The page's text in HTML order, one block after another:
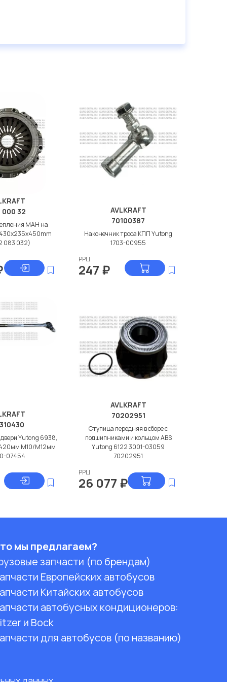
000 32
МАН на
083 032)
AVLKRAFT
70100387
Наконечник троса КПП Yutong
1703-00955
РРЦ
247 ₽
Yutong 6938,
М10/М12мм
07454
AVLKRAFT
70202951
Ступица передняя в сборе с
подшипниками и кольцом ABS
Yutong 6122 3001-03059
70202951
РРЦ
26 077 ₽
мы предлагаем?
запчасти (по брендам)
Европейских автобусов
Китайских автобусов
автобусных кондиционеров:
и Bock
для автобусов (по названию)